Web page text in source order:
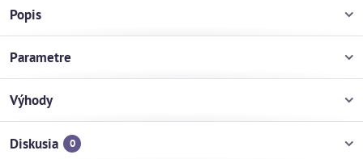
Popis
Parametre
Výhody
Diskusia 0